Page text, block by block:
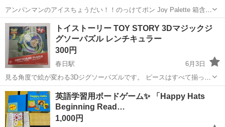
アンパンマンのアイスちょうだい！！のっけてポン Joy Palette 箱含め
すべて揃っています。 別途単4電池2本必要です。(付属していません)
背板が溝に入りづらくなってしまっています。 アイスについているマ
ジックテー...
東京 文京区 春日駅 パズル
トイストーリー TOY STORY 3Dマジックジ
グソーパズル レンチキュラー
300円
春日駅
6月3日
見る角度で絵が変わる3Dジグソーパズルです。 ピースはすべて揃って
います。 箱は少し古いですが、中身は綺麗な状態かと思います。 文京
区まで取りに来ていただける方、ご希望の取引日時を複数記載してご
連絡くださいませ。 取引は基...
東京 文京区 春日駅 パズル
英語学習用ボードゲーム✨ 「Happy Hats
Beginning Read…
1,000円